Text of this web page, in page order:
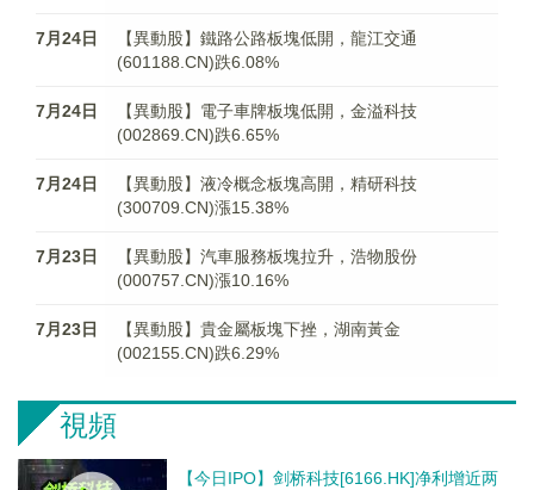
7月24日
【異動股】鐵路公路板塊低開，龍江交通
(601188.CN)跌6.08%
7月24日
【異動股】電子車牌板塊低開，金溢科技
(002869.CN)跌6.65%
7月24日
【異動股】液冷概念板塊高開，精研科技
(300709.CN)漲15.38%
7月23日
【異動股】汽車服務板塊拉升，浩物股份
(000757.CN)漲10.16%
7月23日
【異動股】貴金屬板塊下挫，湖南黃金
(002155.CN)跌6.29%
視頻
【今日IPO】剑桥科技[6166.HK]净利增近两